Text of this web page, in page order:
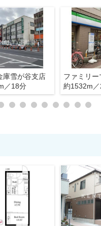
庫雪が谷支店
／18分
約1532m